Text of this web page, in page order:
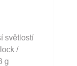
světlostí
/
g